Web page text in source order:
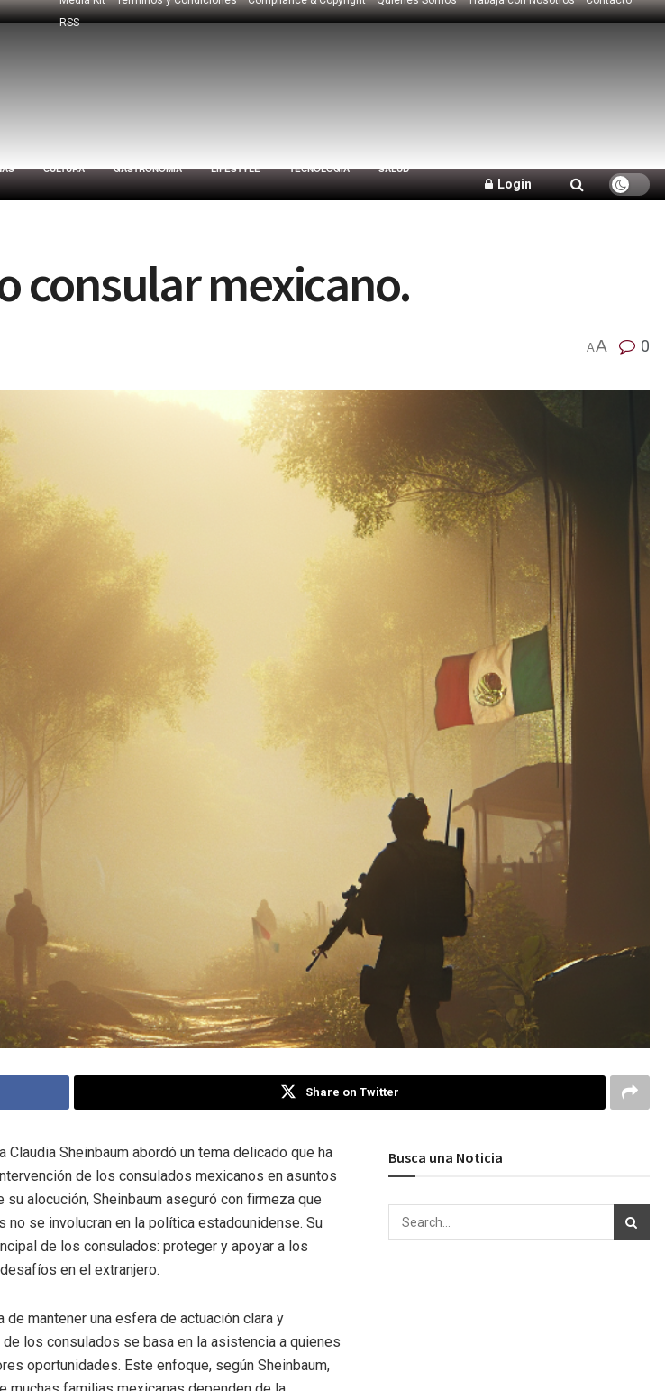
RSS
CULTURA GASTRONOMÍA LIFESTYLE TECNOLOGÍA SALUD
Login
consular mexicano.
AA 0
Share on Twitter
Sheinbaum abordó un tema delicado que ha
de los consulados mexicanos en asuntos
alocución, Sheinbaum aseguró con firmeza que
se involucran en la política estadounidense. Su
de los consulados: proteger y apoyar a los
en el extranjero.
mantener una esfera de actuación clara y
los consulados se basa en la asistencia a quienes
oportunidades. Este enfoque, según Sheinbaum,
Busca una Noticia